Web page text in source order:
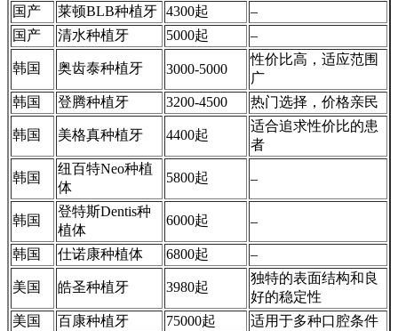
国产
莱顿BLB种植牙 4300起
–
国产
清水种植牙 5000起 –
韩国 奥齿泰种植牙 3000-5000
性价比高，适应范围
广
韩国
登腾种植牙 3200-4500 热门选择，价格亲民
韩国 美格真种植牙 4400起
适合追求性价比的患
者
韩国
纽百特Neo种植
体
5800起 –
韩国
登特斯Dentis种
植体
6000起 –
韩国 仕诺康种植体 6800起 –
美国 皓圣种植牙 3980起
独特的表面结构和良
好的稳定性
美国
百康种植牙 75000起
适用于多种口腔条件